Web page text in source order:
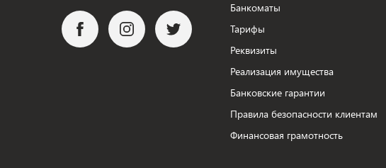
Банкоматы
Тарифы
Реквизиты
Реализация имущества
Банковские гарантии
Правила безопасности клиентам
Финансовая грамотность